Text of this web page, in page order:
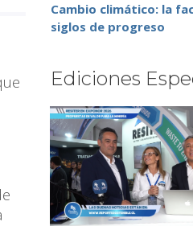
Cambio climático: la
siglos de progreso
Ediciones